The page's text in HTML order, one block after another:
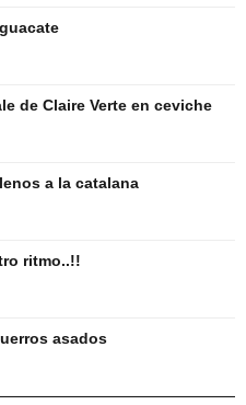
de Claire Verte en ceviche
a la catalana
ritmo..!!
asados